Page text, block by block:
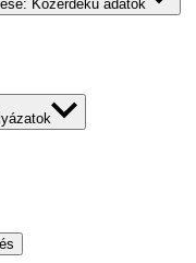
Közérdekű adatok